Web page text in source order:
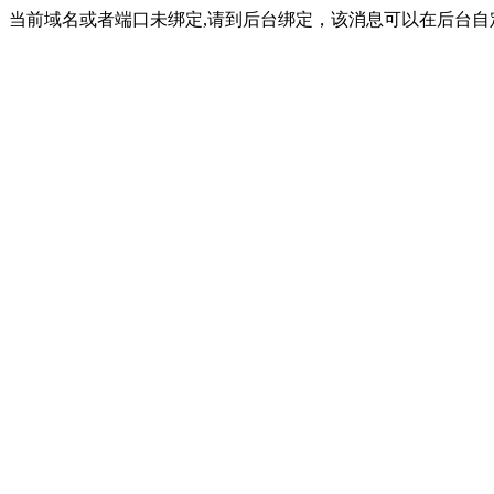
当前域名或者端口未绑定,请到后台绑定，该消息可以在后台自